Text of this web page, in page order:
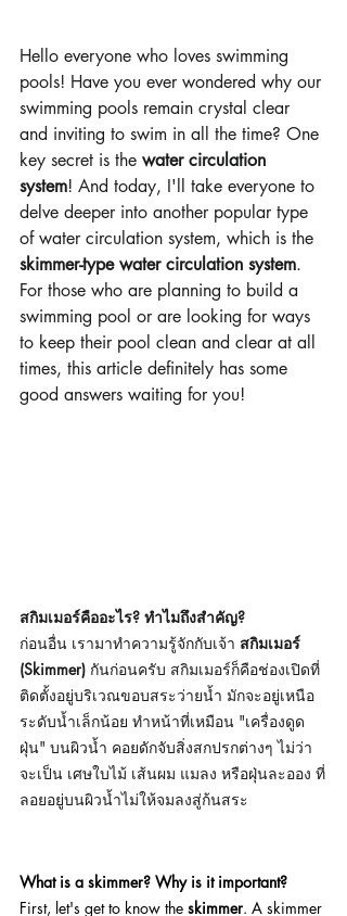
Hello everyone who loves swimming
pools! Have you ever wondered why our
swimming pools remain crystal clear
and inviting to swim in all the time? One
key secret is the water circulation
system! And today, I'll take everyone to
delve deeper into another popular type
of water circulation system, which is the
skimmer-type water circulation system.
For those who are planning to build a
swimming pool or are looking for ways
to keep their pool clean and clear at all
times, this article definitely has some
good answers waiting for you!
สกิมเมอร์คืออะไร? ทำไมถึงสำคัญ?
ก่อนอื่น เรามาทำความรู้จักกับเจ้า สกิมเมอร์
(Skimmer) กันก่อนครับ สกิมเมอร์ก็คือช่องเปิดที่
ติดตั้งอยู่บริเวณขอบสระว่ายน้ำ มักจะอยู่เหนือ
ระดับน้ำเล็กน้อย ทำหน้าที่เหมือน "เครื่องดูด
ฝุ่น" บนผิวน้ำ คอยดักจับสิ่งสกปรกต่างๆ ไม่ว่า
จะเป็น เศษใบไม้ เส้นผม แมลง หรือฝุ่นละออง ที่
ลอยอยู่บนผิวน้ำไม่ให้จมลงสู่ก้นสระ
What is a skimmer? Why is it important?
First, let's get to know the skimmer. A skimmer